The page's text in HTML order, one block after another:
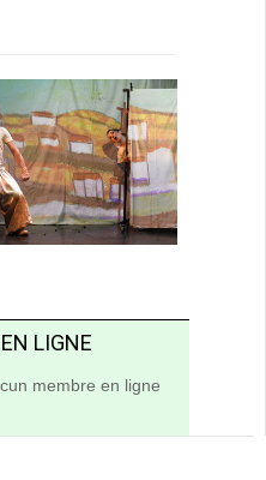
LIGNE
membre en ligne